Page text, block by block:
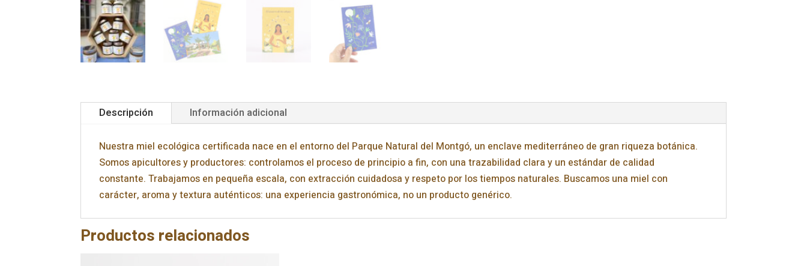
Descripción Información adicional
Nuestra miel ecológica certificada nace en el entorno del Parque Natural del Montgó, un enclave mediterráneo de gran riqueza botánica.
Somos apicultores y productores: controlamos el proceso de principio a fin, con una trazabilidad clara y un estándar de calidad
constante. Trabajamos en pequeña escala, con extracción cuidadosa y respeto por los tiempos naturales. Buscamos una miel con
carácter, aroma y textura auténticos: una experiencia gastronómica, no un producto genérico.
Productos relacionados